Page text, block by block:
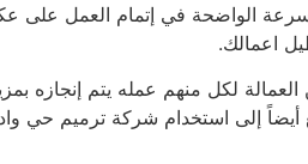
الواضحة في إتمام العمل على
اعمالك.
لكل منهم عمله يتم إنجازه
إلى استخدام شركة ترميم حي